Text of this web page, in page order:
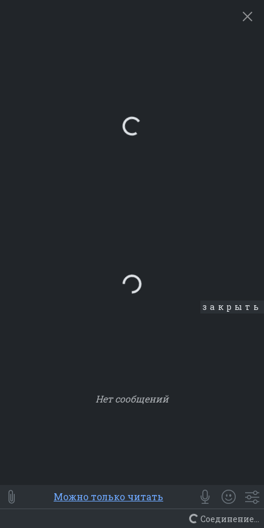
Loading...
закрыть
Нет сообщений
⭐ Мои Smile
😀 Emoji
Смайлики
Люди Животные Еда Объекты
Можно только читать
Соединение...